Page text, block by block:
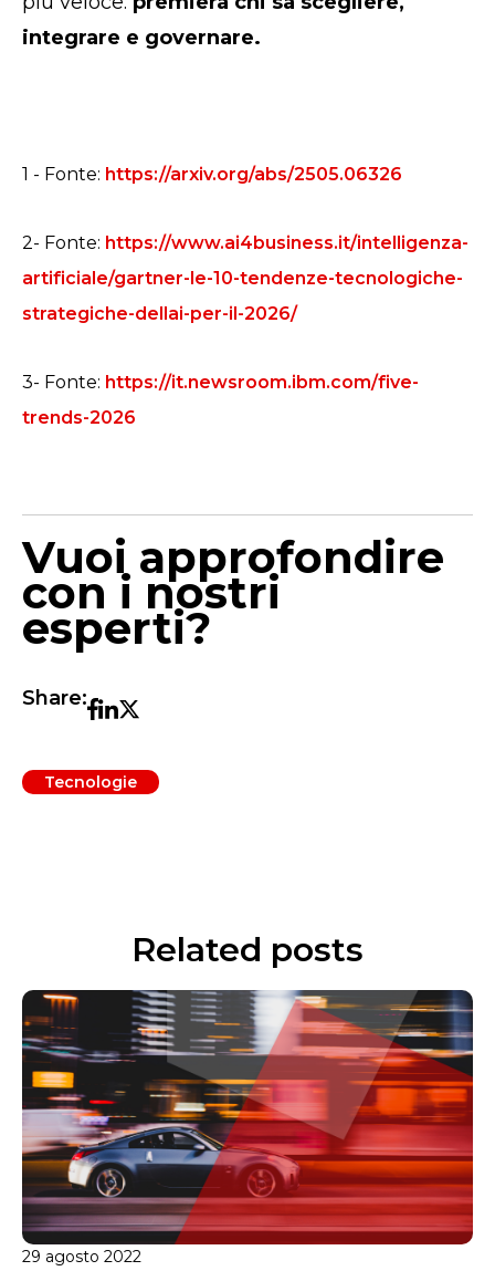
integrare e governare.
1 - Fonte: https://arxiv.org/abs/2505.06326
2- Fonte: https://www.ai4business.it/intelligenza-
artificiale/gartner-le-10-tendenze-tecnologiche-
strategiche-dellai-per-il-2026/
3- Fonte: https://it.newsroom.ibm.com/five-
trends-2026
Vuoi approfondire
con i nostri
esperti?
Share:
Tecnologie
Related posts
29 agosto 2022